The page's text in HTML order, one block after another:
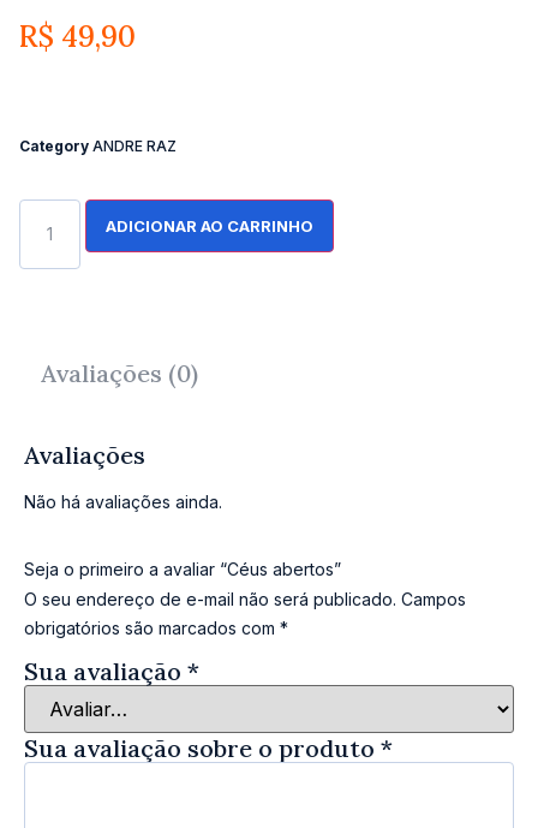
R$ 49,90
Category ANDRE RAZ
ADICIONAR AO CARRINHO
Avaliações (0)
Avaliações
Não há avaliações ainda.
Seja o primeiro a avaliar “Céus abertos”
O seu endereço de e-mail não será publicado. Campos
obrigatórios são marcados com *
Sua avaliação *
Sua avaliação sobre o produto *